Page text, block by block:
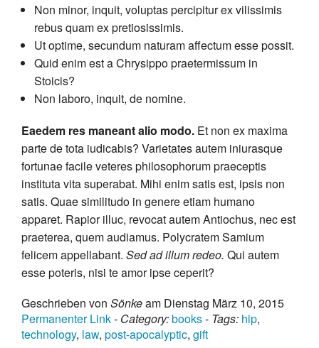
Non minor, inquit, voluptas percipitur ex vilissimis
rebus quam ex pretiosissimis.
Ut optime, secundum naturam affectum esse possit.
Quid enim est a Chrysippo praetermissum in
Stoicis?
Non laboro, inquit, de nomine.
Eaedem res maneant alio modo. Et non ex maxima
parte de tota iudicabis? Varietates autem iniurasque
fortunae facile veteres philosophorum praeceptis
instituta vita superabat. Mihi enim satis est, ipsis non
satis. Quae similitudo in genere etiam humano
apparet. Rapior illuc, revocat autem Antiochus, nec est
praeterea, quem audiamus. Polycratem Samium
felicem appellabant. Sed ad illum redeo. Qui autem
esse poteris, nisi te amor ipse ceperit?
Geschrieben von Sönkeam Dienstag März 10, 2015
Permanenter Link- Category:books- Tags: hip,
technology, law, post-apocalyptic, gift